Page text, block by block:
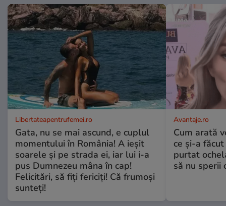
Libertateapentrufemei.ro
Gata, nu se mai ascund, e cuplul
momentului în România! A ieșit
soarele și pe strada ei, iar lui i-a
pus Dumnezeu mâna în cap!
Felicitări, să fiți fericiți! Că frumoși
sunteți!
Avantaje.ro
Cum arată
ce și-a
purtat
să nu sperii